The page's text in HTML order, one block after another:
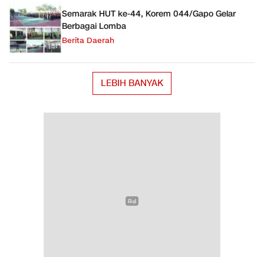
Semarak HUT ke-44, Korem 044/Gapo Gelar
Berbagai Lomba
Berita Daerah
LEBIH BANYAK